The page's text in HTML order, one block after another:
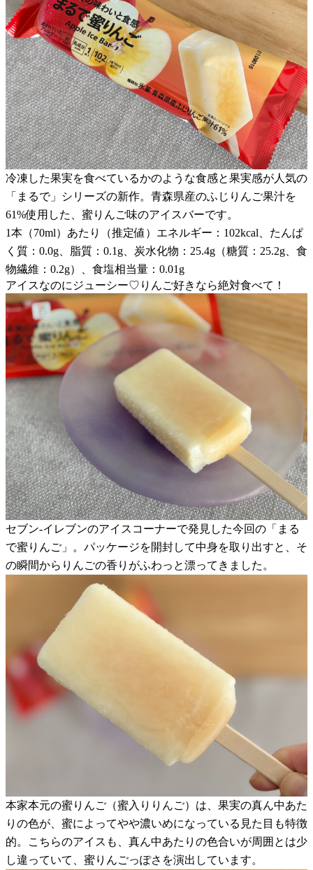
冷凍した果実を食べているかのような食感と果実感が人気の
「まるで」シリーズの新作。青森県産のふじりんご果汁を
61%使用した、蜜りんご味のアイスバーです。
1本（70ml）あたり（推定値）エネルギー：102kcal、たんぱ
く質：0.0g、脂質：0.1g、炭水化物：25.4g（糖質：25.2g、食
物繊維：0.2g）、食塩相当量：0.01g
アイスなのにジューシー♡りんご好きなら絶対食べて！
セブン-イレブンのアイスコーナーで発見した今回の「まる
で蜜りんご」。パッケージを開封して中身を取り出すと、そ
の瞬間からりんごの香りがふわっと漂ってきました。
本家本元の蜜りんご（蜜入りりんご）は、果実の真ん中あた
りの色が、蜜によってやや濃いめになっている見た目も特徴
的。こちらのアイスも、真ん中あたりの色合いが周囲とは少
し違っていて、蜜りんごっぽさを演出しています。